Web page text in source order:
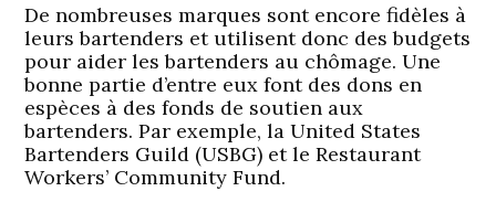
De nombreuses marques sont encore fidèles à
leurs bartenders et utilisent donc des budgets
pour aider les bartenders au chômage. Une
bonne partie d’entre eux font des dons en
espèces à des fonds de soutien aux
bartenders. Par exemple, la United States
Bartenders Guild (USBG) et le Restaurant
Workers’ Community Fund.